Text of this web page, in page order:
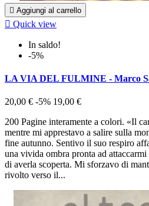
 Aggiungi al carrello
 Quick view
In saldo!
-5%
LA VIA DEL FULMINE - Marco
20,00 € -5% 19,00 €
200 Pagine interamente a colori. «Il
mentre mi apprestavo a salire sulla
fine autunno. Sentivo il suo respiro
una vivida ombra pronta ad
di averla scoperta. Mi sforzavo di
rivolto verso il...